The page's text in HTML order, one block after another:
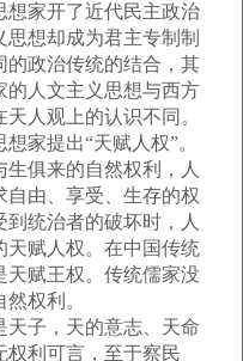
想家开了近代民主政治
想却成为君主专制制
的政治传统的结合，其
的人文主义思想与西方
人观上的认识不同。
提出“天赋人权”。
俱来的自然权利，人
自由、享受、生存的权
统治者的破坏时，人
天赋人权。在中国传统
天赋王权。传统儒家没
权利。
子，天的意志、天命
权利可言，至于察民